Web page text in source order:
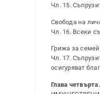
Чл. 15.
Свобода на
Чл. 16. Всеки
Грижа за
Чл. 17.
осигуряват
Глава четвърта.